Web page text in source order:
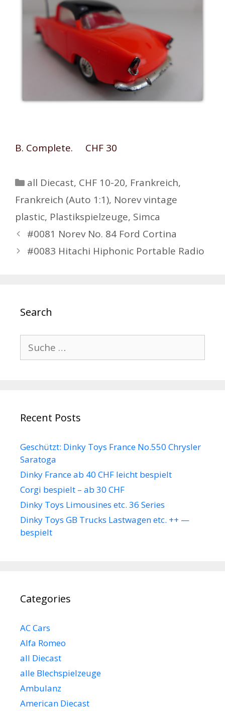
B. Complete. CHF 30
Kategorien
all Diecast, CHF 10-20, Frankreich,
Frankreich (Auto 1:1), Norev vintage
plastic, Plastikspielzeuge, Simca
Beitrags-
Navigation
#0081 Norev No. 84 Ford Cortina
#0083 Hitachi Hiphonic Portable Radio
Search
nach:
Recent Posts
Geschützt: Dinky Toys France No.550 Chrysler
Saratoga
Dinky France ab 40 CHF leicht bespielt
Corgi bespielt – ab 30 CHF
Dinky Toys Limousines etc. 36 Series
Dinky Toys GB Trucks Lastwagen etc. ++ —
bespielt
Categories
AC Cars
Alfa Romeo
all Diecast
alle Blechspielzeuge
Ambulanz
American Diecast